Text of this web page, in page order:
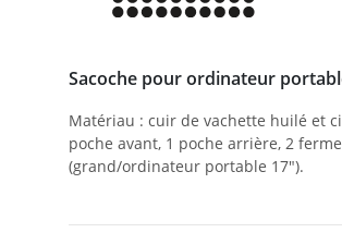
Sacoche pour ordinateur
Matériau : cuir de vachette huilé et
poche avant, 1 poche arrière, 2
(grand/ordinateur portable 17").